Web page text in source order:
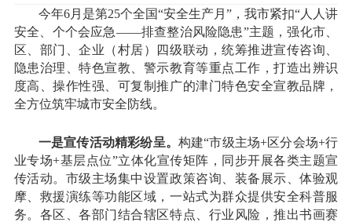
今年6月是第25个全国“安全生产月”，我市紧扣“人人讲
安全、个个会应急——排查整治风险隐患”主题，强化市、
区、部门、企业（村居）四级联动，统筹推进宣传咨询、
隐患治理、特色宣教、警示教育等重点工作，打造出辨识
度高、操作性强、可复制推广的津门特色安全宣教品牌，
全方位筑牢城市安全防线。
一是宣传活动精彩纷呈。 构建“市级主场+区分会场+行
业专场+基层点位”立体化宣传矩阵，同步开展各类主题宣
传活动。市级主场集中设置政策咨询、装备展示、体验观
摩、救援演练等功能区域，一站式为群众提供安全科普服
务。各区、各部门结合辖区特点、行业风险，推出书画赛